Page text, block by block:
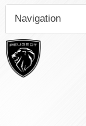
Navigation